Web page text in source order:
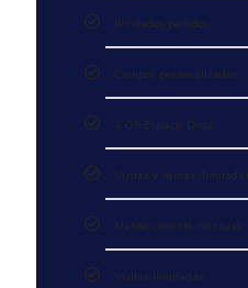
Ilimitados pedidos
Campos personalizados
2 GB Espacio Disco
Visitas y ventas ilimitadas
Mantenimiento mensual
Visitas Ilimitadas